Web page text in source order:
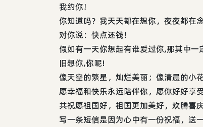
我约你！
你知道吗？我天天都在想你，夜夜都在
对你说：快点还钱！
假如有一天你想起有谁爱过你,那其中
旧想你,你呢!
像天空的繁星，灿烂美丽；像清晨的小
愿幸福和快乐永远陪伴你，愿你好好享受
共祝愿祖国好，祖国更加美好，欢腾
写一条短信是因为心中有一份祝福，送